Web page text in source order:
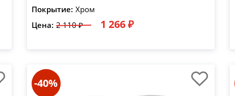
Покрытие: Хром
Цена: 2 110 ₽ 1 266 ₽
-40%